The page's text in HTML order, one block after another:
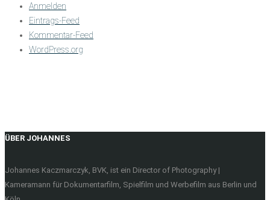
Anmelden
Eintrags-Feed
Kommentar-Feed
WordPress.org
ÜBER JOHANNES
Johannes Kaczmarczyk, BVK, ist ein Director of Photography |
Kameramann für Dokumentarfilm, Spielfilm und Werbefilm aus Berlin und